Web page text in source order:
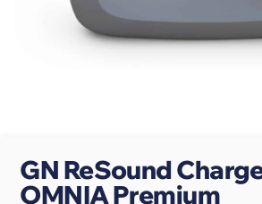
GN ReSound
OMNIA Premium